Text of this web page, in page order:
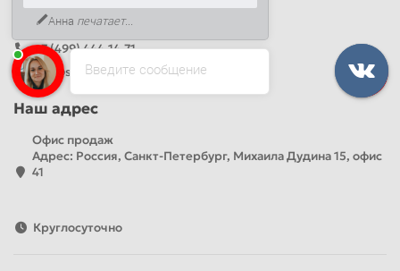
+7 (812) 389-26-20
+7 (499) 444-14-71
info@sandwichpanelsvspb.ru
Наш адрес
Офис продаж
Адрес: Россия, Санкт-Петербург, Михаила Дудина 15, офис
41
Круглосуточно
Введите сообщение
Анна печатает...